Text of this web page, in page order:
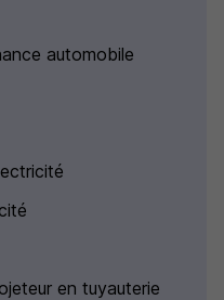
automobile
en tuyauterie